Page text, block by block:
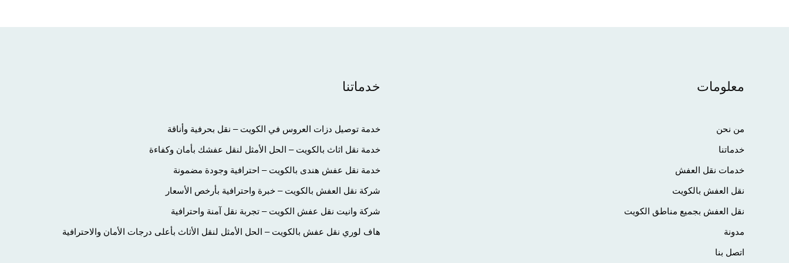
خدماتنا
خدمة توصيل دزات العروس في الكويت – نقل بحرفية وأناقة
خدمة نقل اثاث بالكويت – الحل الأمثل لنقل عفشك بأمان وكفاءة
خدمة نقل عفش هندى بالكويت – احترافية وجودة مضمونة
شركة نقل العفش بالكويت – خبرة واحترافية بأرخص الأسعار
شركة وانيت نقل عفش الكويت – تجربة نقل آمنة واحترافية
هاف لوري نقل عفش بالكويت – الحل الأمثل لنقل الأثاث بأعلى درجات الأمان والاحترافية
معلومات
من نحن
خدماتنا
خدمات نقل العفش
نقل العفش بالكويت
نقل العفش بجميع مناطق الكويت
مدونة
اتصل بنا